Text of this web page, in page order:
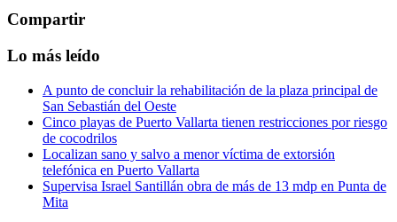
Compartir
Lo más leído
A punto de concluir la rehabilitación de la plaza principal de
San Sebastián del Oeste
Cinco playas de Puerto Vallarta tienen restricciones por riesgo
de cocodrilos
Localizan sano y salvo a menor víctima de extorsión
telefónica en Puerto Vallarta
Supervisa Israel Santillán obra de más de 13 mdp en Punta de
Mita